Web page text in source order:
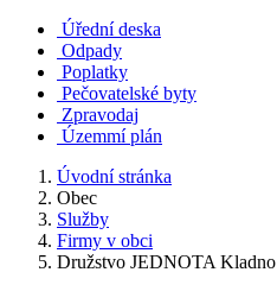
Úřední deska
Odpady
Poplatky
Pečovatelské byty
Zpravodaj
Územmí plán
Úvodní stránka
Obec
Služby
Firmy v obci
Družstvo JEDNOTA Kladno